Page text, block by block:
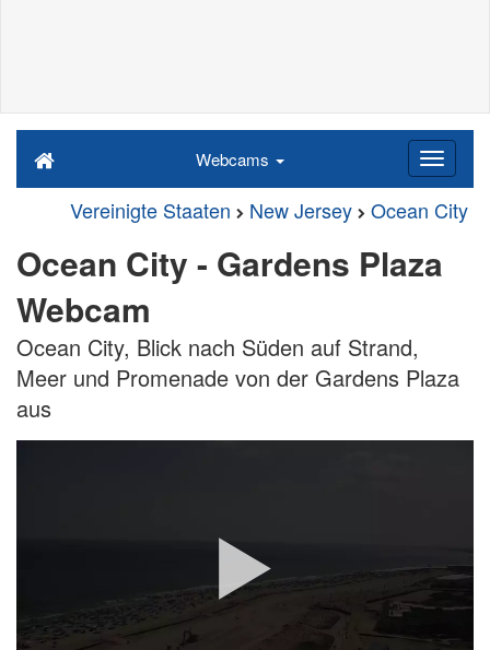
Webcams
Vereinigte Staaten New Jersey Ocean City
Ocean City - Gardens Plaza
Webcam
Ocean City, Blick nach Süden auf Strand,
Meer und Promenade von der Gardens Plaza
aus